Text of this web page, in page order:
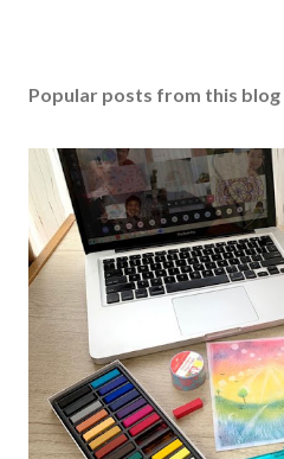
Popular posts from this blog